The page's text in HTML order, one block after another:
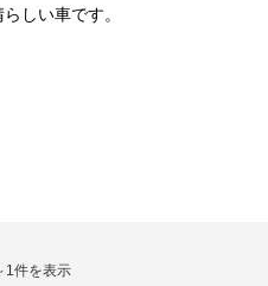
しい車です。
1件を表示